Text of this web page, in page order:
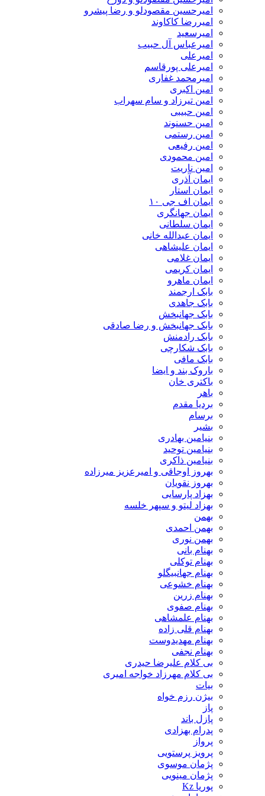
امیرحسین مقصودلو و رضا پیشرو
امیررضا کاکاوند
امیرسعید
امیرعباس آل حبیب
امیرعلی
امیرعلی پورقاسم
امیرمحمد غفاری
امین اکبری
امین تیرزاد و سام سهراب
امین حبیبی
امین حسنوند
امین رستمی
امین رفیعی
امین محمودی
امین ناریت
ایمان آذری
ایمان استار
ایمان اف جی ۱۰
ایمان جهانگری
ایمان سلطانی
ایمان عبدالله خانی
ایمان علیشاهی
ایمان غلامی
ایمان کریمی
ایمان ماهرو
بابک ارجمند
بابک جاهدی
بابک جهانبخش
بابک جهانبخش و رضا صادقی
بابک رادمنش
بابک شکارچی
بابک مافی
باروک بند و ایضا
باکتری خان
باهر
بردیا مقدم
برسام
بشیر
بنیامین بهادری
بنیامین توحید
بنیامین ذاکری
بهروز اوجاقی و امیرعزیز میرزاده
بهروز نقویان
بهزاد پارسایی
بهزاد لیتو و سپهر خلسه
بهمن
بهمن احمدی
بهمن نوری
بهنام بانی
بهنام توکلی
بهنام جهانبیگلو
بهنام خشوعی
بهنام زرین
بهنام صفوی
بهنام علمشاهی
بهنام قلی زاده
بهنام مهدیدوست
بهنام نجفی
بی کلام علیرضا حیدری
بی کلام مهرزاد خواجه امیری
بیات
بیژن رزم خواه
پاز
پازل باند
پدرام بهزادی
پرواز
پرویز پرستویی
پژمان موسوی
پژمان مینویی
پوریا Kz